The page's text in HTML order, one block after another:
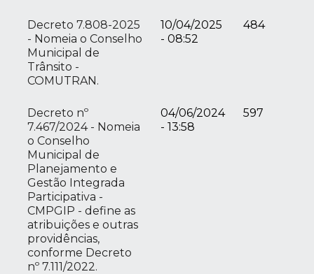
Decreto 7.808-2025
- Nomeia o Conselho
Municipal de
Trânsito -
COMUTRAN.
10/04/2025
- 08:52
484
Decreto nº
7.467/2024 - Nomeia
o Conselho
Municipal de
Planejamento e
Gestão Integrada
Participativa -
CMPGIP - define as
atribuições e outras
providências,
conforme Decreto
nº 7.111/2022.
04/06/2024
- 13:58
597